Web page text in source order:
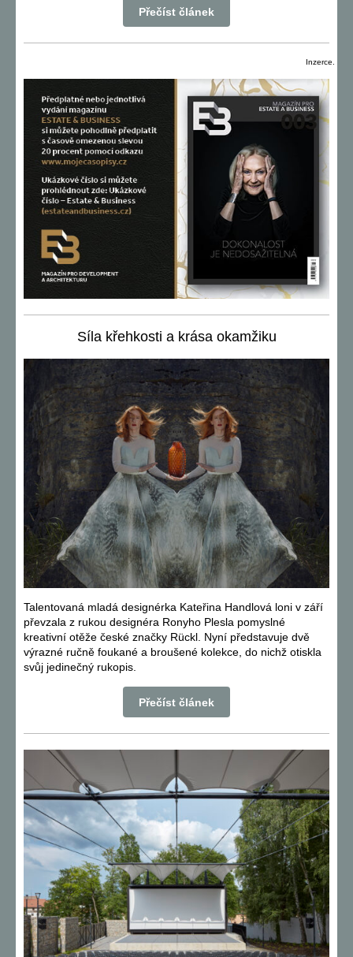
Přečíst článek
Inzerce.
Síla křehkosti a krása okamžiku
Talentovaná mladá designérka Kateřina Handlová loni v září
převzala z rukou designéra Ronyho Plesla pomyslné
kreativní otěže české značky Rückl. Nyní představuje dvě
výrazné ručně foukané a broušené kolekce, do nichž otiskla
svůj jedinečný rukopis.
Přečíst článek